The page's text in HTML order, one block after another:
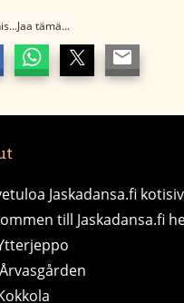
tämä...
Jaskadansa.fi
till Jaskadansa.fi